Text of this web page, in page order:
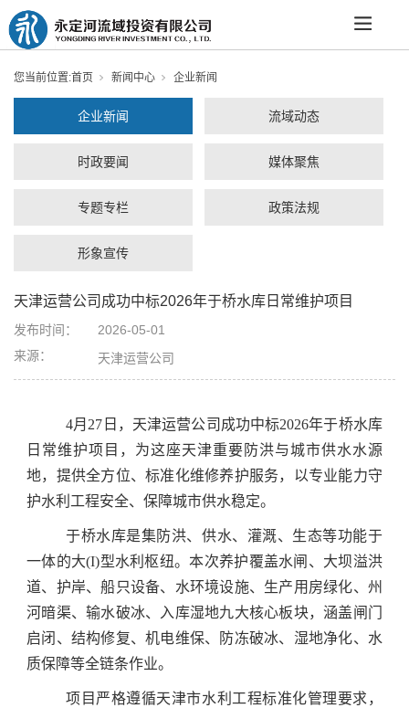
您当前位置:首页 新闻中心 企业新闻
企业新闻 流域动态
时政要闻 媒体聚焦
专题专栏 政策法规
形象宣传
天津运营公司成功中标2026年于桥水库日常维护项目
发布时间：
2026-05-01
来源：
天津运营公司
4月27日，天津运营公司成功中标2026年于桥水库
日常维护项目，为这座天津重要防洪与城市供水水源
地，提供全方位、标准化维修养护服务，以专业能力守
护水利工程安全、保障城市供水稳定。
于桥水库是集防洪、供水、灌溉、生态等功能于
一体的大(I)型水利枢纽。本次养护覆盖水闸、大坝溢洪
道、护岸、船只设备、水环境设施、生产用房绿化、州
河暗渠、输水破冰、入库湿地九大核心板块，涵盖闸门
启闭、结构修复、机电维保、防冻破冰、湿地净化、水
质保障等全链条作业。
项目严格遵循天津市水利工程标准化管理要求，